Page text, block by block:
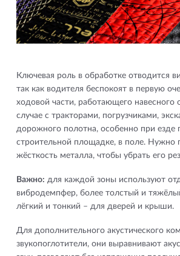
Ключевая роль в обработке отводится
так как водителя беспокоят в первую
ходовой части, работающего навесного
случае с тракторами, погрузчиками,
дорожного полотна, особенно при езде
строительной площадке, в поле. Нужно
жёсткость металла, чтобы убрать его
Важно: для каждой зоны используют
вибродемпфер, более толстый и
лёгкий и тонкий – для дверей и крыши.
Для дополнительного акустического
звукопоглотители, они выравнивают